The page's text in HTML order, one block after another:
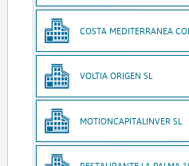
COSTA MEDITERRANEA
VOLTIA ORIGEN SL
MOTIONCAPITALINVER SL